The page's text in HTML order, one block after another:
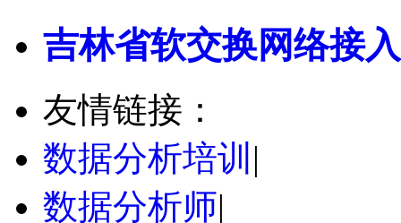
吉林省软交换网络接
友情链接：
数据分析培训 |
数据分析师|